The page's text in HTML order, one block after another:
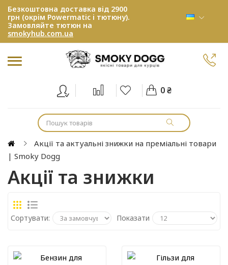
Безкоштовна доставка від 2900
грн (окрім Powermatic і тютюну).
Замовляйте тютюн на
smokyhub.com.ua
0 ₴
Акції та актуальні знижки на преміальні товари
| Smoky Dogg
Акції та знижки
Сортувати: Показати